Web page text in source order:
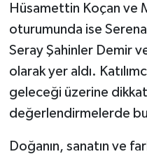
Hüsamettin Koçan ve
oturumunda ise
Seray Şahinler Demir
olarak yer aldı.
geleceği üzerine
değerlendirmelerde
Doğanın, sanatın ve